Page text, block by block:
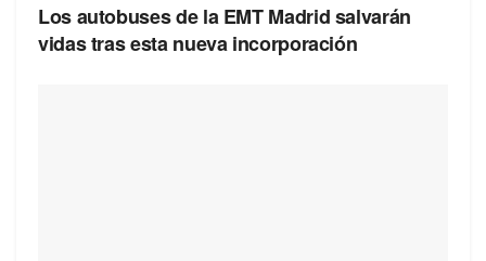
Los autobuses de la EMT Madrid salvarán
vidas tras esta nueva incorporación